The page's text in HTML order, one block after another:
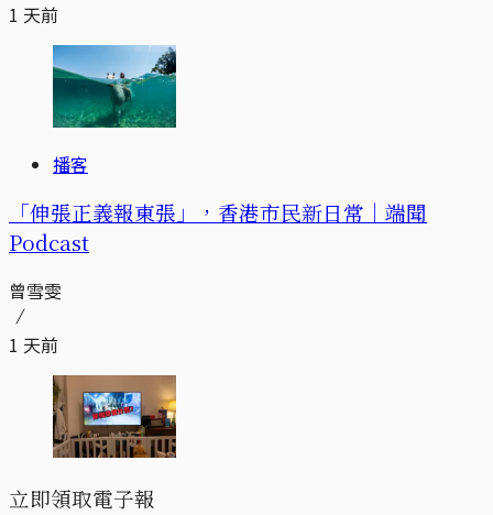
1 天前
播客
「伸張正義報東張」，香港市民新日常｜端聞
Podcast
曾雪雯
1 天前
立即領取電子報